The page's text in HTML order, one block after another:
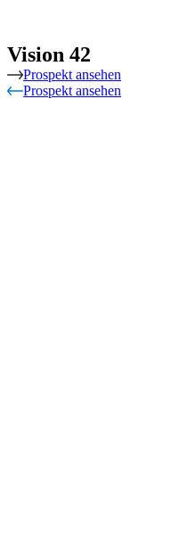
Vision 42
Prospekt ansehen
Prospekt ansehen